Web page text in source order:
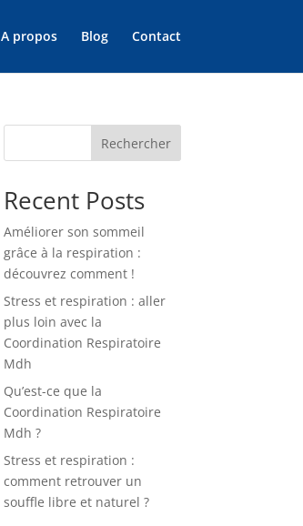
A propos Blog Contact
Rechercher
Recent Posts
Améliorer son sommeil
grâce à la respiration :
découvrez comment !
Stress et respiration : aller
plus loin avec la
Coordination Respiratoire
Mdh
Qu’est-ce que la
Coordination Respiratoire
Mdh ?
Stress et respiration :
comment retrouver un
souffle libre et naturel ?